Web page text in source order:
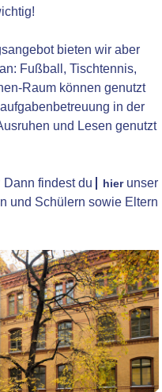
bieten wir aber
Fußball, Tischtennis,
Raum können genutzt
in der
und Lesen genutzt
Dann findest du hierunser
und Schülern sowie Eltern